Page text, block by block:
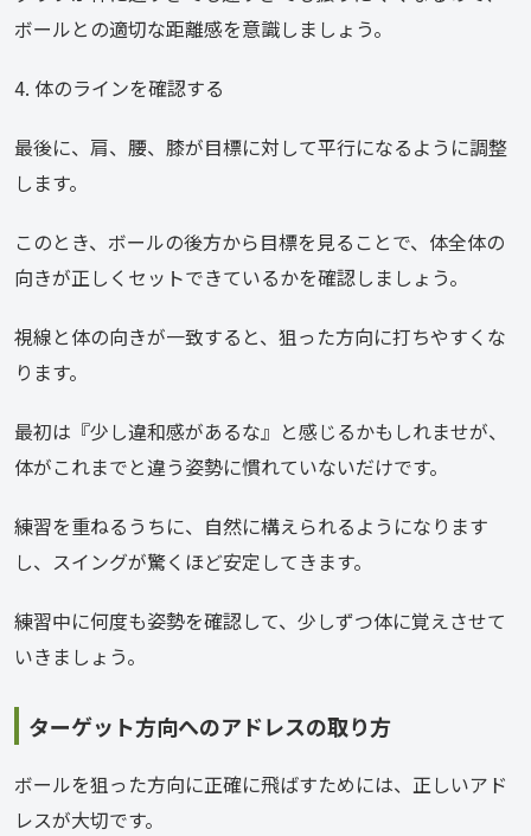
ボールとの適切な距離感を意識しましょう。
4. 体のラインを確認する
最後に、肩、腰、膝が目標に対して平行になるように調整
します。
このとき、ボールの後方から目標を見ることで、体全体の
向きが正しくセットできているかを確認しましょう。
視線と体の向きが一致すると、狙った方向に打ちやすくな
ります。
最初は『少し違和感があるな』と感じるかもしれませが、
体がこれまでと違う姿勢に慣れていないだけです。
練習を重ねるうちに、自然に構えられるようになります
し、スイングが驚くほど安定してきます。
練習中に何度も姿勢を確認して、少しずつ体に覚えさせて
いきましょう。
ターゲット方向へのアドレスの取り方
ボールを狙った方向に正確に飛ばすためには、正しいアド
レスが大切です。